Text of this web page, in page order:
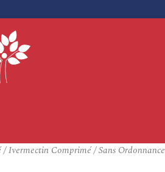
Comprimé / Sans Ordonnance